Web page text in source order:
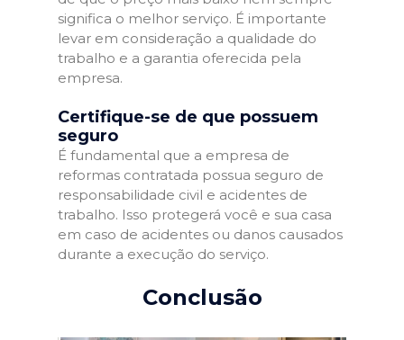
significa o melhor serviço. É importante
levar em consideração a qualidade do
trabalho e a garantia oferecida pela
empresa.
Certifique-se de que possuem
seguro
É fundamental que a empresa de
reformas contratada possua seguro de
responsabilidade civil e acidentes de
trabalho. Isso protegerá você e sua casa
em caso de acidentes ou danos causados
durante a execução do serviço.
Conclusão